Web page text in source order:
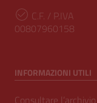
C.F. / P.IVA
00807960158
INFORMAZIONI UTILI
Consultare l’archivio